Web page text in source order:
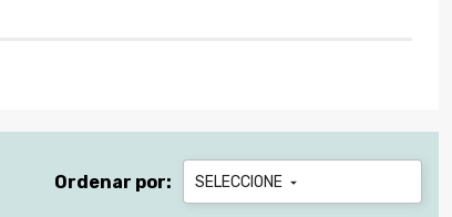
Ordenar por: SELECCIONE 